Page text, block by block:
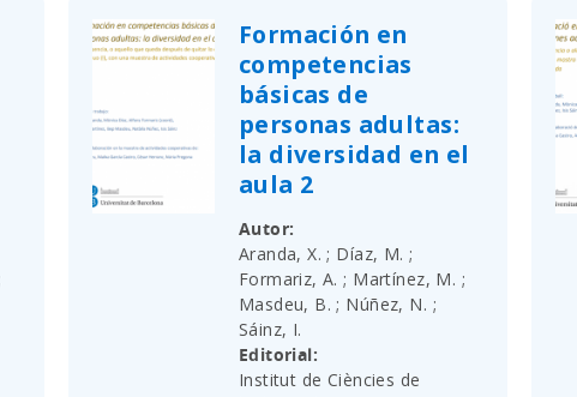
Formación en
competencias
básicas de
personas adultas:
la diversidad en el
aula 2
Autor
Aranda, X. ; Díaz, M. ;
Formariz, A. ; Martínez, M. ;
Masdeu, B. ; Núñez, N. ;
Sáinz, I.
Editorial
Institut de Ciències de